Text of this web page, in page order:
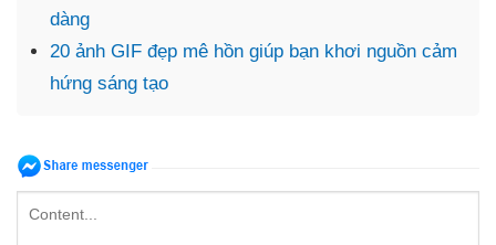
dàng
20 ảnh GIF đẹp mê hồn giúp bạn khơi nguồn cảm
hứng sáng tạo